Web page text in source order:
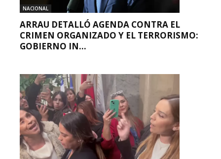
NACIONAL
ARRAU DETALLÓ AGENDA CONTRA EL
CRIMEN ORGANIZADO Y EL TERRORISMO:
GOBIERNO IN...